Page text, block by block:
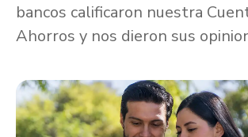
bancos calificaron nuestra
Ahorros y nos dieron sus